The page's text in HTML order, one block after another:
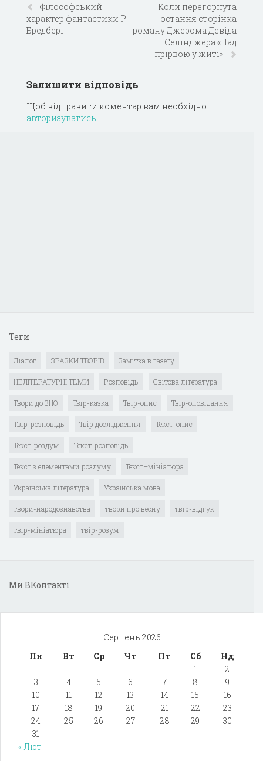
Філософський
характер фантастики Р.
Бредбері
Коли перегорнута
остання сторінка
роману Джерома Девіда
Селінджера «Над
прірвою у житі»
Залишити відповідь
Щоб відправити коментар вам необхідно
авторизуватись.
Теги
Діалог ЗРАЗКИ ТВОРІВ Замітка в газету
НЕЛІТЕРАТУРНІ ТЕМИ Розповідь Світова література
Твори до ЗНО Твір-казка Твір-опис Твір-оповідання
Твір-розповідь Твір дослідження Текст-опис
Текст-роздум Текст-розповідь
Текст з елементами роздуму Текст–мініатюра
Українська література Українська мова
твори-народознавства твори про весну твір-відгук
твір-мініатюра твір-розум
Ми ВКонтакті
Серпень 2026
Пн
Вт Ср Чт Пт Сб
Нд
1
2
3
4 5 6 7 8
9
10
11 12 13 14 15
16
17
18 19 20 21 22
23
24
25 26 27 28 29
30
31
« Лют